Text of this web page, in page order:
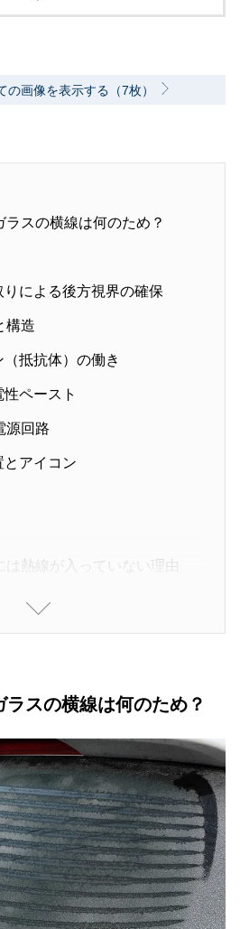
の画像を表示する（7枚）
ラスの横線は何のため？
による後方視界の確保
構造
抵抗体）の働き
ペースト
源回路
とアイコン
は熱線が入っていない理由
機構が充実
たら
場合
能しない場合
が外れた場合
ント
と最新の曇り止め技術
の背景
スの横線は何のため？